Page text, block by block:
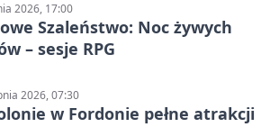
2026, 17:00
owe Szaleństwo: Noc żywych
– sesje RPG
2026, 07:30
w Fordonie pełne atrakcji